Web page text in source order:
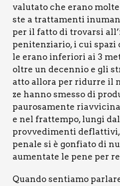
valu­ta­to che era­no
ste a trat­ta­men­ti
per il fat­to di tro­var­si
peni­ten­zia­rio, i cui
le era­no infe­rio­ri ai 3
oltre un decen­nio e gli
atto allo­ra per ridur­re il
ze han­no smes­so di
pau­ro­sa­men­te
e nel frat­tem­po, lun­gi
prov­ve­di­men­ti
pena­le si è gon­fia­to di
aumen­ta­te le pene per
Quan­do sen­tia­mo